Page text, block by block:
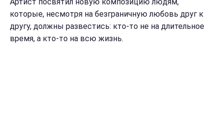
Артист посвятил новую композицию людям,
которые, несмотря на безграничную любовь друг к
другу, должны развестись: кто-то не на длительное
время, а кто-то на всю жизнь.